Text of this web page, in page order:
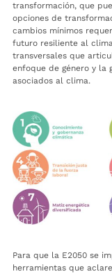
transformación, que
opciones de
cambios mínimos
futuro resiliente al
transversales que
enfoque de género y la
asociados al clima.
Para que la E2050 se
herramientas que